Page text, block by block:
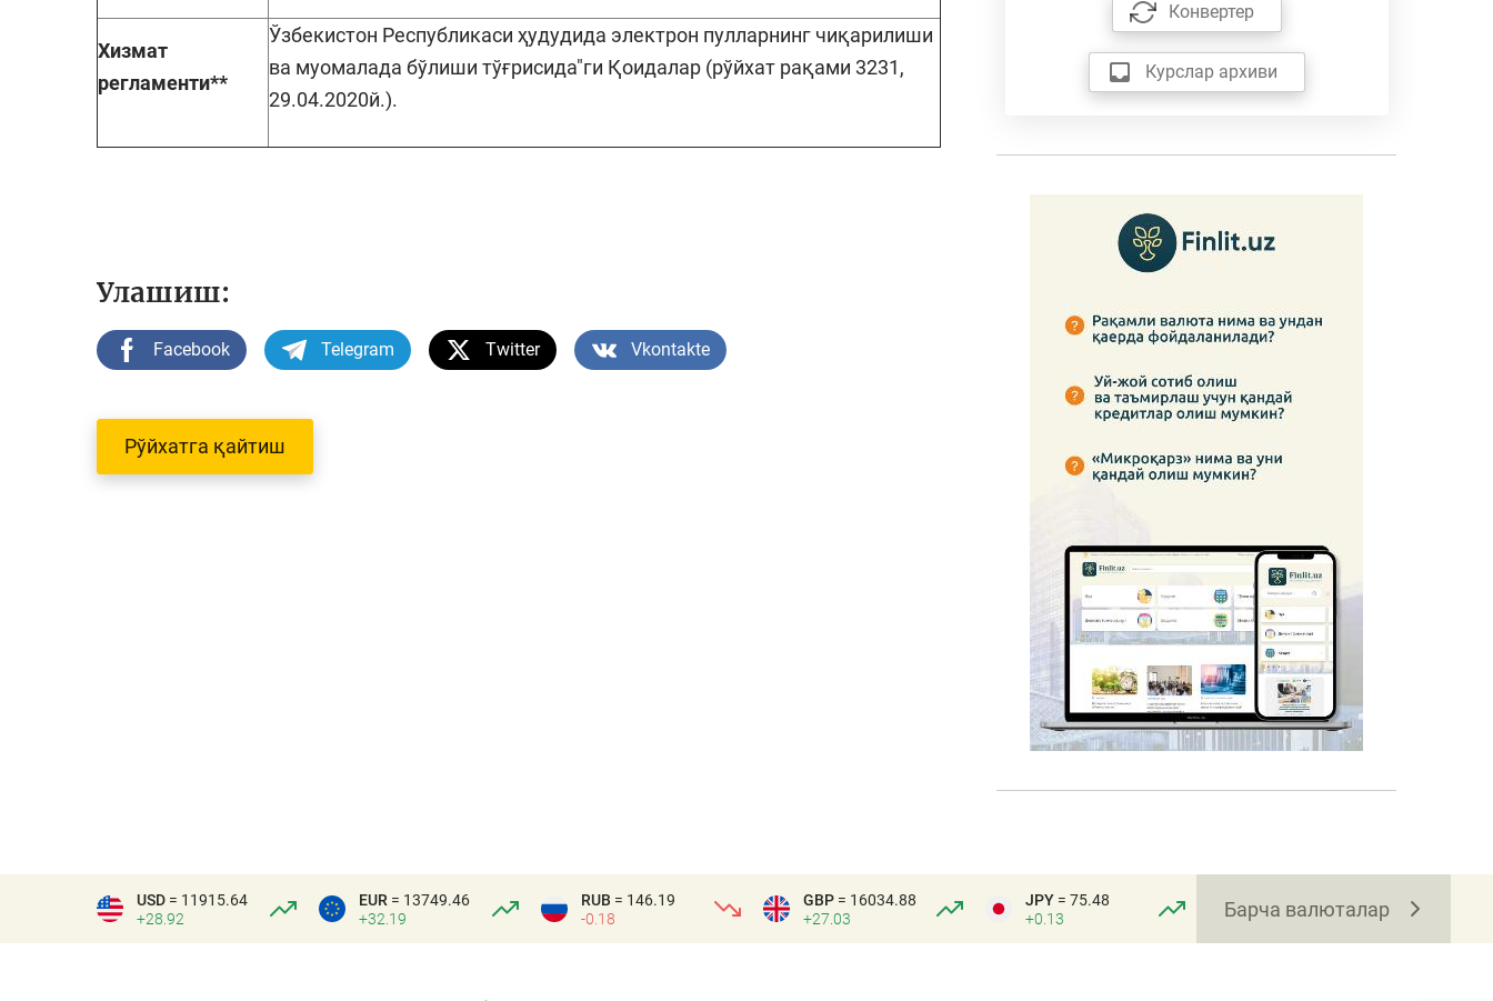
Хизмат
регламенти**
Ўзбекистон Республикаси ҳудудида электрон пулларнинг чиқарилиши
ва муомалада бўлиши тўғрисида"ги Қоидалар (рўйхат рақами 3231,
29.04.2020й.).
Улашиш:
Facebook Telegram Twitter Vkontakte
Рўйхатга қайтиш
Конвертер
Курслар архиви
USD = 11915.64
+28.92
EUR = 13749.46
+32.19
RUB = 146.19
-0.18
GBP = 16034.88
+27.03
JPY = 75.48
+0.13
Барча валюталар